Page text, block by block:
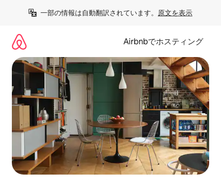
一部の情報は自動翻訳されています。 原文を表示
Airbnbでホスティング